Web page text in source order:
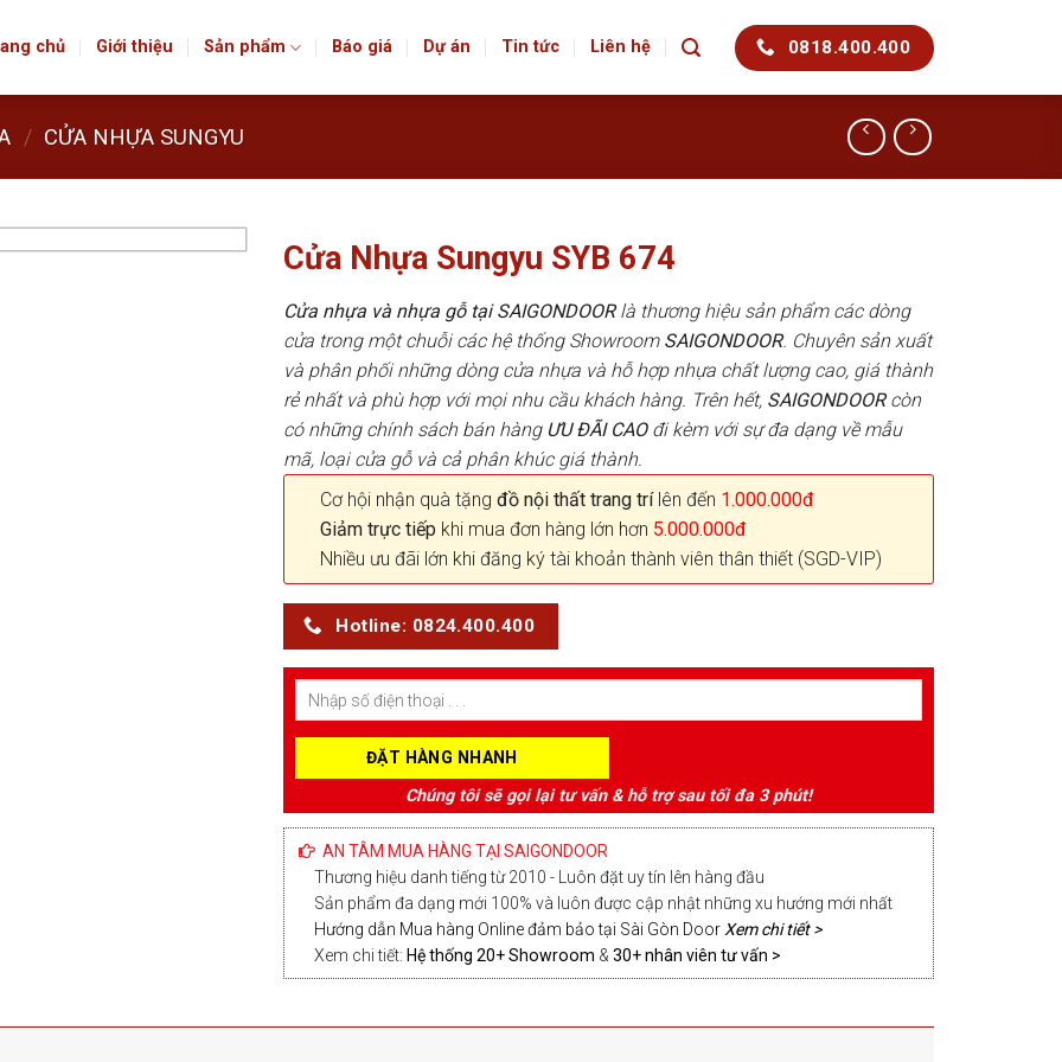
chủ Giới thiệu Sản phẩm Báo giá Dự án Tin tức Liên hệ 0818.400.400
/ CỬA NHỰA SUNGYU
Cửa Nhựa Sungyu SYB 674
Cửa nhựa và nhựa gỗ tại SAIGONDOORlà thương hiệu sản phẩm các dòng
cửa trong một chuỗi các hệ thống Showroom SAIGONDOOR. Chuyên sản xuất
và phân phối những dòng cửa nhựa và hỗ hợp nhựa chất lượng cao, giá thành
rẻ nhất và phù hợp với mọi nhu cầu khách hàng. Trên hết, SAIGONDOORcòn
có những chính sách bán hàng ƯU ĐÃI CAO đi kèm với sự đa dạng về mẫu
mã, loại cửa gỗ và cả phân khúc giá thành.
Cơ hội nhận quà tặng đồ nội thất trang trílên đến 1.000.000đ
Giảm trực tiếp khi mua đơn hàng lớn hơn 5.000.000đ
Nhiều ưu đãi lớn khi đăng ký tài khoản thành viên thân thiết (SGD-VIP)
Hotline: 0824.400.400
Chúng tôi sẽ gọi lại tư vấn & hỗ trợ sau tối đa 3 phút!
AN TÂM MUA HÀNG TẠI SAIGONDOOR
Thương hiệu danh tiếng từ 2010 - Luôn đặt uy tín lên hàng đầu
Sản phẩm đa dạng mới 100% và luôn được cập nhật những xu hướng mới nhất
Hướng dẫn Mua hàng Online đảm bảo tại Sài Gòn Door Xem chi tiết >
Xem chi tiết: Hệ thống 20+ Showroom & 30+ nhân viên tư vấn >